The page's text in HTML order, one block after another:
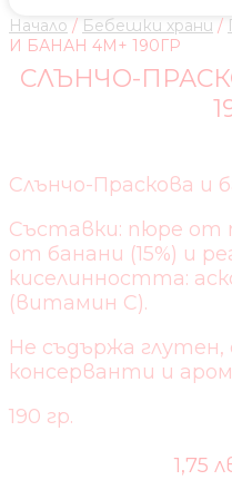
Начало / Бебешки храни /
И БАНАН 4М+ 190ГР
СЛЪНЧО-
Слънчо-Праскова и
Съставки: пюре от
от банани (15%) и
киселинността:
(витамин С).
Не съдържа
консерванти и
190 гр.
1,75